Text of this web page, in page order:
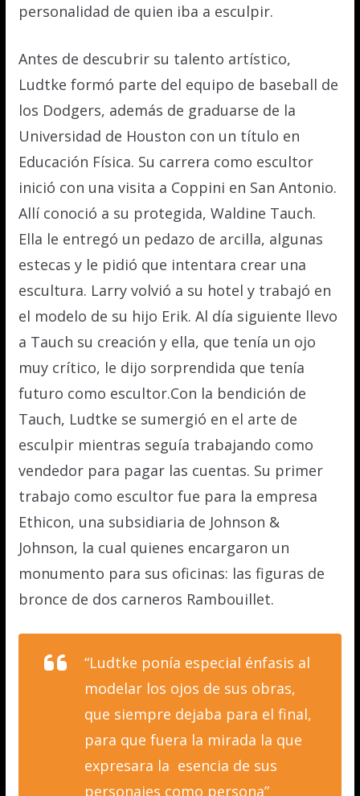
personalidad de quien iba a esculpir.
Antes de descubrir su talento artístico,
Ludtke formó parte del equipo de baseball de
los Dodgers, además de graduarse de la
Universidad de Houston con un título en
Educación Física. Su carrera como escultor
inició con una visita a Coppini en San Antonio.
Allí conoció a su protegida, Waldine Tauch.
Ella le entregó un pedazo de arcilla, algunas
estecas y le pidió que intentara crear una
escultura. Larry volvió a su hotel y trabajó en
el modelo de su hijo Erik. Al día siguiente llevo
a Tauch su creación y ella, que tenía un ojo
muy crítico, le dijo sorprendida que tenía
futuro como escultor.Con la bendición de
Tauch, Ludtke se sumergió en el arte de
esculpir mientras seguía trabajando como
vendedor para pagar las cuentas. Su primer
trabajo como escultor fue para la empresa
Ethicon, una subsidiaria de Johnson &
Johnson, la cual quienes encargaron un
monumento para sus oficinas: las figuras de
bronce de dos carneros Rambouillet.
“Ludtke ponía especial énfasis al
modelar los ojos de sus obras,
que siempre dejaba para el final,
para que fuera la mirada la que
expresara la esencia de sus
personajes como persona”